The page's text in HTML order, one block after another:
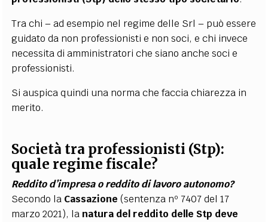
Tra chi – ad esempio nel regime delle Srl – può essere
guidato da non professionisti e non soci, e chi invece
necessita di amministratori che siano anche soci e
professionisti.
Si auspica quindi una norma che faccia chiarezza in
merito.
Società tra professionisti (Stp):
quale regime fiscale?
Reddito d’impresa o reddito di lavoro autonomo?
Secondo la Cassazione (sentenza nº 7407 del 17
marzo 2021), la natura del reddito delle Stp deve